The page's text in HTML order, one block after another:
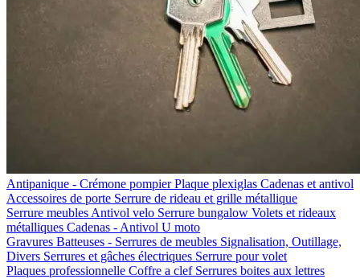
Antipanique - Crémone pompierPlaque plexiglas Cadenas et antivol
Accessoires de porte Serrure de rideau et grille métallique
Serrure meubles Antivol velo Serrure bungalow Volets et rideaux
métalliques Cadenas - Antivol U moto
Gravures Batteuses - Serrures de meubles Signalisation, Outillage,
Divers Serrures et gâches électriques Serrure pour volet
Plaques professionnelle Coffre a clef Serrures boites aux lettres